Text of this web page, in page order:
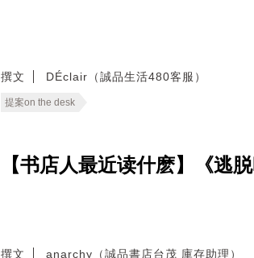
撰文 DÉclair（誠品生活480客服）
提案on the desk
【书店人最近读什麽】《逃脱
撰文 anarchy（誠品書店台茂 庫存助理）